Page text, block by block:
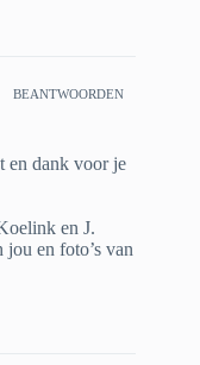
BEANTWOORDEN
en dank voor je
en J.
en foto’s van